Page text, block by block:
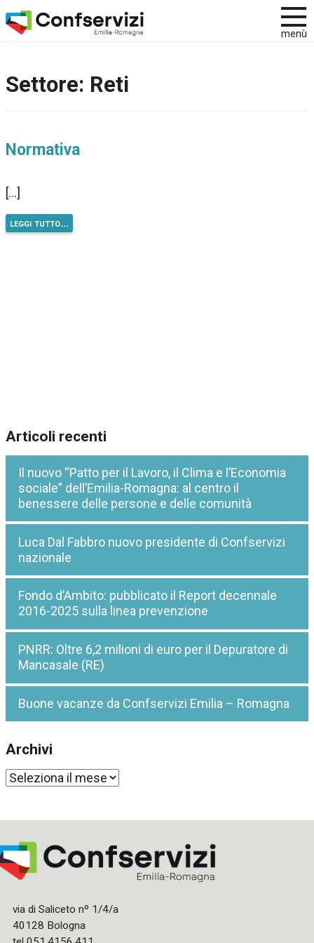
menù
Settore: Reti
Normativa
[…]
leggi tutto…
Articoli recenti
Il nuovo “Patto per il Lavoro, il Clima e l’Economia
sociale” dell’Emilia-Romagna: al centro il
benessere delle persone e delle comunità
Luca Dal Fabbro nuovo presidente di Confservizi
nazionale
Fondo d’Ambito: pubblicato il Report decennale
2016-2025 sulla linea prevenzione
PNRR: Oltre 6,2 milioni di euro per il Depuratore di
Mancasale (RE)
Buone vacanze da Confservizi Emilia – Romagna
Archivi
Archivi
via di Saliceto nº 1/4/a
40128 Bologna